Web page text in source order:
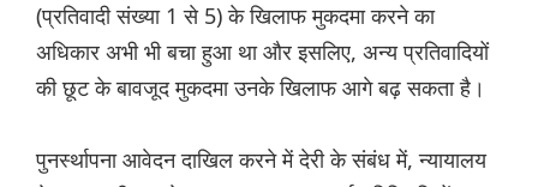
(प्रतिवादी संख्या 1 से 5) के खिलाफ मुकदमा करने का
अधिकार अभी भी बचा हुआ था और इसलिए, अन्य प्रतिवादियों
की छूट के बावजूद मुकदमा उनके खिलाफ आगे बढ़ सकता है।
पुनर्स्थापना आवेदन दाखिल करने में देरी के संबंध में, न्यायालय